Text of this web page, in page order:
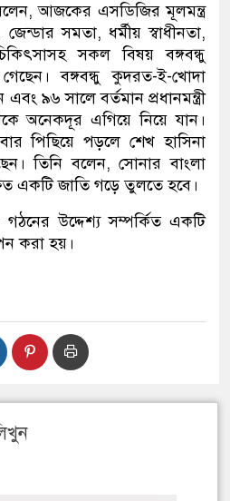
আজকের এসডিজির মূলমন্ত্র
সমতা, ধর্মীয় স্বাধীনতা,
সকল বিষয় বঙ্গবন্ধু
বঙ্গবন্ধু কুদরত-ই-খোদা
৯৬ সালে বর্তমান প্রধানমন্ত্রী
অনেকদূর এগিয়ে নিয়ে যান।
পিছিয়ে পড়লে শেখ হাসিনা
তিনি বলেন, সোনার বাংলা
একটি জাতি গড়ে তুলতে হবে।
উদ্দেশ্য সম্পর্কিত একটি
করা হয়।